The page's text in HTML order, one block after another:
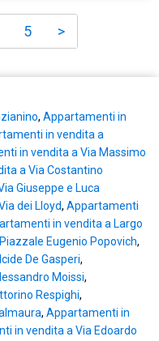
5 >
, Appartamenti in
in vendita a
in vendita a Via Massimo
a Via Costantino
Giuseppe e Luca
dei Lloyd, Appartamenti
in vendita a Largo
Eugenio Popovich,
De Gasperi,
Moissi,
Respighi,
, Appartamenti in
in vendita a Via Edoardo